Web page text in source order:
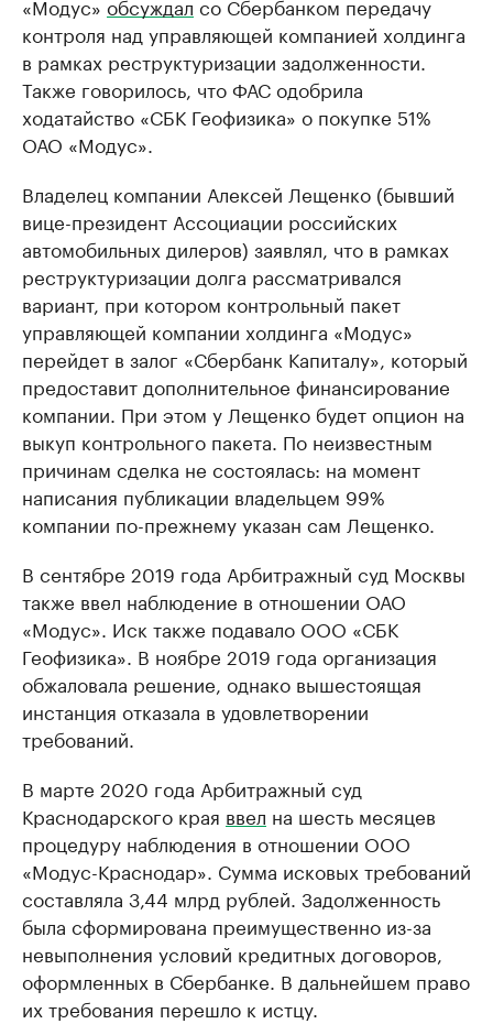
«Модус» обсуждал со Сбербанком передачу
контроля над управляющей компанией холдинга
в рамках реструктуризации задолженности.
Также говорилось, что ФАС одобрила
ходатайство «СБК Геофизика» о покупке 51%
ОАО «Модус».
Владелец компании Алексей Лещенко (бывший
вице-президент Ассоциации российских
автомобильных дилеров) заявлял, что в рамках
реструктуризации долга рассматривался
вариант, при котором контрольный пакет
управляющей компании холдинга «Модус»
перейдет в залог «Сбербанк Капиталу», который
предоставит дополнительное финансирование
компании. При этом у Лещенко будет опцион на
выкуп контрольного пакета. По неизвестным
причинам сделка не состоялась: на момент
написания публикации владельцем 99%
компании по-прежнему указан сам Лещенко.
В сентябре 2019 года Арбитражный суд Москвы
также ввел наблюдение в отношении ОАО
«Модус». Иск также подавало ООО «СБК
Геофизика». В ноябре 2019 года организация
обжаловала решение, однако вышестоящая
инстанция отказала в удовлетворении
требований.
В марте 2020 года Арбитражный суд
Краснодарского края ввел на шесть месяцев
процедуру наблюдения в отношении ООО
«Модус-Краснодар». Сумма исковых требований
составляла 3,44 млрд рублей. Задолженность
была сформирована преимущественно из-за
невыполнения условий кредитных договоров,
оформленных в Сбербанке. В дальнейшем право
их требования перешло к истцу.